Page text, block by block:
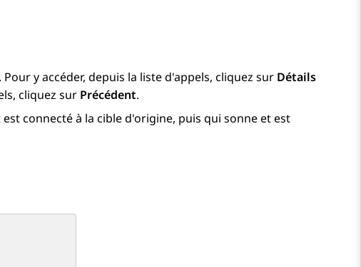
y accéder, depuis la liste d'appels, cliquez sur Détails
cliquez sur Précédent.
connecté à la cible d'origine, puis qui sonne et est